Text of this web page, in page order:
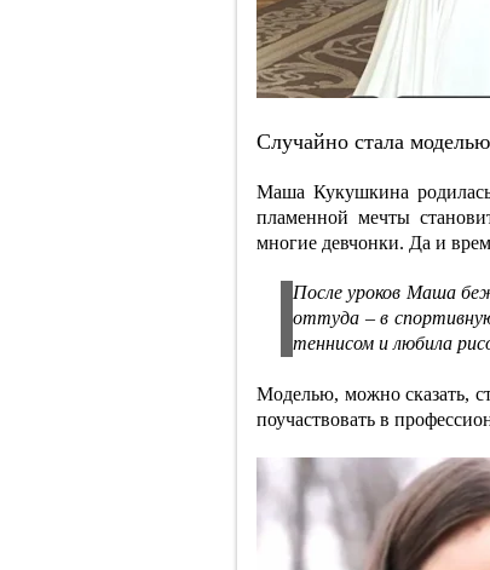
Случайно стала моделью
Маша Кукушкина
пламенной мечты
многие девчонки. Да и
После уроков Маша
оттуда – в
теннисом и любила
Моделью, можно сказать,
поучаствовать в